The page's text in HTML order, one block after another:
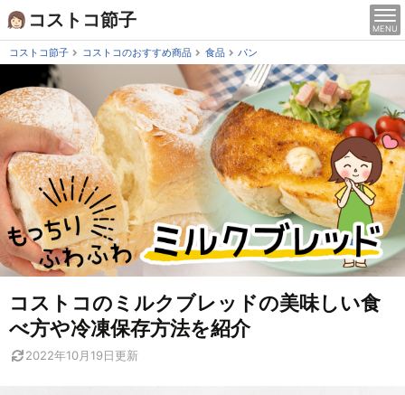
Skip
to
content
コストコ節子 MENU
コストコ節子 コストコのおすすめ商品 食品 パン
コストコのミルクブレッドの美味しい食
べ方や冷凍保存方法を紹介
2022年10月19日更新